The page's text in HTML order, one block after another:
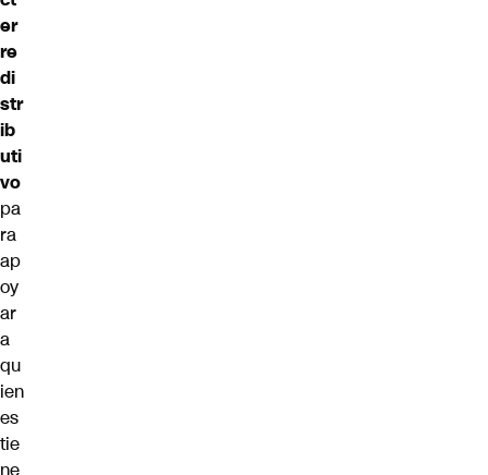
er
re
di
str
ib
uti
vo
pa
ra
ap
oy
ar
a
qu
ien
es
tie